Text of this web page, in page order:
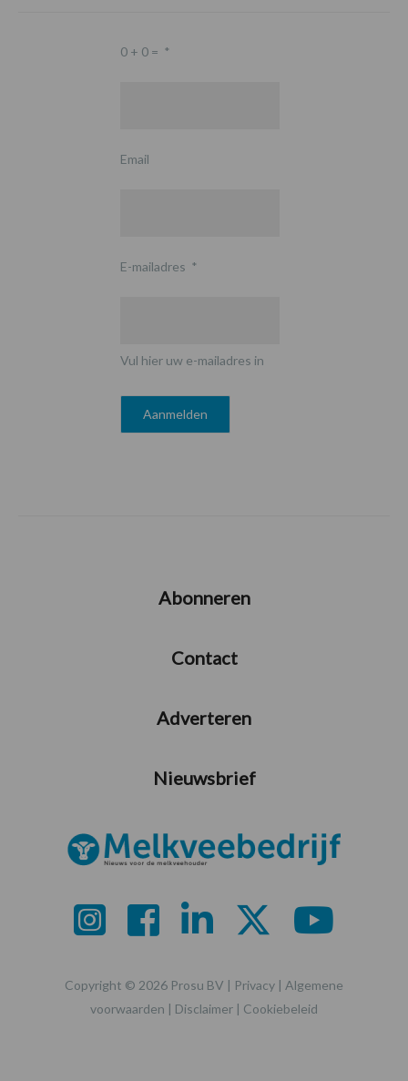
0 + 0 = *
Email
E-mailadres *
Vul hier uw e-mailadres in
Abonneren
Contact
Adverteren
Nieuwsbrief
Copyright © 2026 Prosu BV | Privacy | Algemene
voorwaarden | Disclaimer | Cookiebeleid